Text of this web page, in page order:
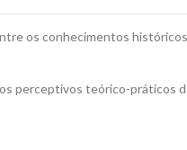
os conhecimentos
perceptivos teórico-práticos